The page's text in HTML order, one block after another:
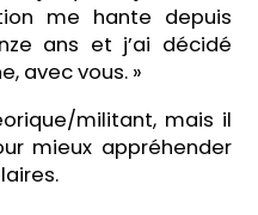
me hante depuis
ans et j’ai décidé
avec vous. »
militant, mais il
mieux appréhender